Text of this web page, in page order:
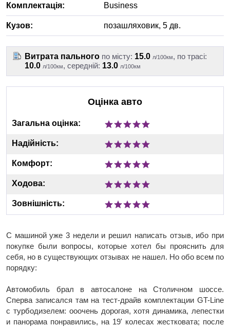
Комплектація: Business
Кузов: позашляховик, 5 дв.
Витрата пального по місту: 15.0 л/100км, по трасі:
10.0 л/100км, середній: 13.0 л/100км
Оцінка авто
Загальна оцінка:
Надійність:
Комфорт:
Ходова:
Зовнішність:
С машиной уже 3 недели и решил написать отзыв, ибо при
покупке были вопросы, которые хотел бы прояснить для
себя, но в существующих отзывах не нашел. Но обо всем по
порядку:
Автомобиль брал в автосалоне на Столичном шоссе.
Сперва записался там на тест-драйв комплектации GT-Line
с турбодизелем: ооочень дорогая, хотя динамика, лепестки
и панорама понравились, на 19' колесах жестковата; после